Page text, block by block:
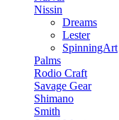
Nissin
Dreams
Lester
SpinningArt
Palms
Rodio Craft
Savage Gear
Shimano
Smith